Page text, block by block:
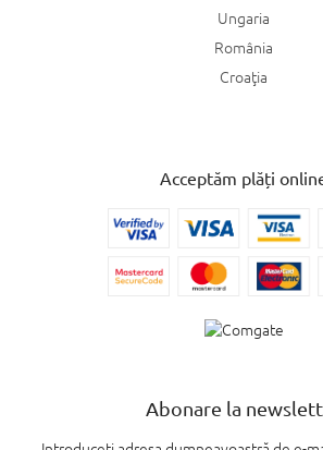
Ungaria
România
Croaţia
Acceptăm plăți
Abonare la